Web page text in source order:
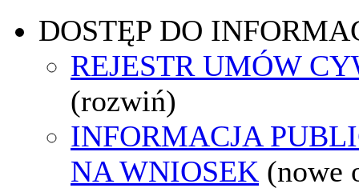
DOSTĘP DO
REJESTR UMÓW
(rozwiń)
INFORMACJA
NA WNIOSEK (nowe